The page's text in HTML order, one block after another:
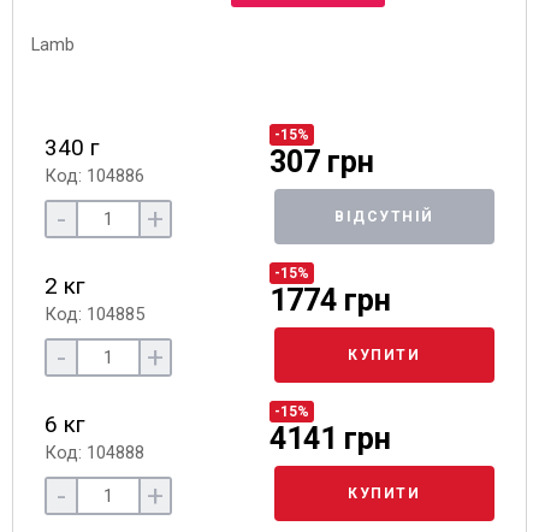
340 г
Код: 104886
-15%
307 грн
- + ВІДСУТНІЙ
2 кг
Код: 104885
-15%
1774 грн
- + КУПИТИ
6 кг
Код: 104888
-15%
4141 грн
- + КУПИТИ